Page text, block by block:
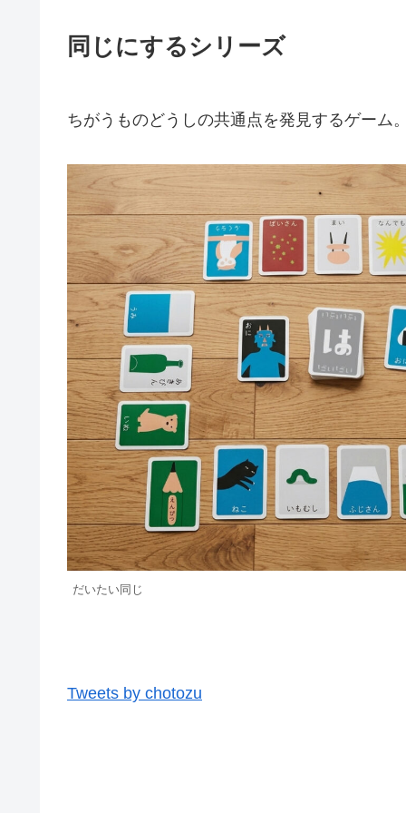
同じにするシリーズ
ちがうものどうしの共通点を発見するゲーム
だいたい同じ
Tweets by chotozu